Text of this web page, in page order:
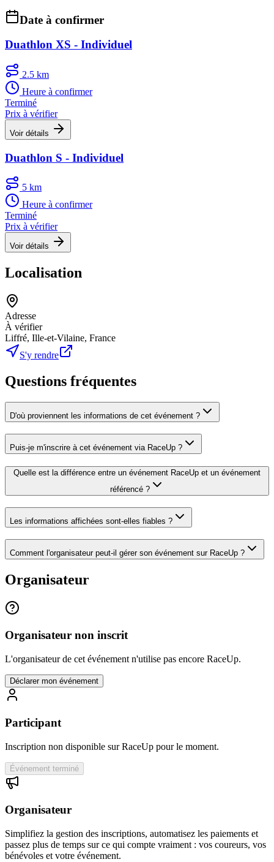
Date à confirmer
Duathlon XS - Individuel
2.5 km
Heure à confirmer
Terminé
Prix à vérifier
Voir détails
Duathlon S - Individuel
5 km
Heure à confirmer
Terminé
Prix à vérifier
Voir détails
Localisation
Adresse
À vérifier
Liffré, Ille-et-Vilaine, France
S'y rendre
Questions fréquentes
D'où proviennent les informations de cet événement ?
Puis-je m'inscrire à cet événement via RaceUp ?
Quelle est la différence entre un événement RaceUp et un événement
référencé ?
Les informations affichées sont-elles fiables ?
Comment l'organisateur peut-il gérer son événement sur RaceUp ?
Organisateur
Organisateur non inscrit
L'organisateur de cet événement n'utilise pas encore RaceUp.
Déclarer mon événement
Participant
Inscription non disponible sur RaceUp pour le moment.
Événement terminé
Organisateur
Simplifiez la gestion des inscriptions, automatisez les paiements et
passez plus de temps sur ce qui compte vraiment : vos coureurs, vos
bénévoles et votre événement.